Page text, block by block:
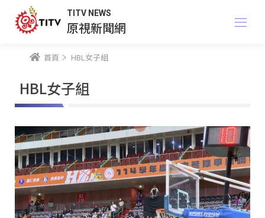
TITV NEWS
原視新聞網
首頁 HBL女子組
HBL女子組